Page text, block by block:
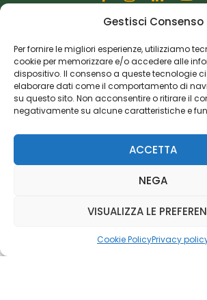
Gestisci Consenso
Per fornire le migliori esperienze, utilizziamo
cookie per memorizzare e/o accedere alle
dispositivo. Il consenso a queste tecnologie
elaborare dati come il comportamento di
su questo sito. Non acconsentire o ritirare il
negativamente su alcune caratteristiche e
ACCETTA
NEGA
VISUALIZZA LE
Cookie PolicyPrivacy
Via Martiri della Libertà, 28
20833 Giussano (MB)
P.I. 06982770965
Privacy Policy